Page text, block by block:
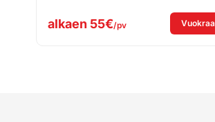
alkaen 55€/pv Vuokraa